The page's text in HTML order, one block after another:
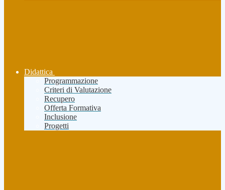
Didattica
Programmazione
Criteri di Valutazione
Recupero
Offerta Formativa
Inclusione
Progetti